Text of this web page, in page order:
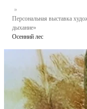
Персональная выставка
дыхание»
Осенний лес